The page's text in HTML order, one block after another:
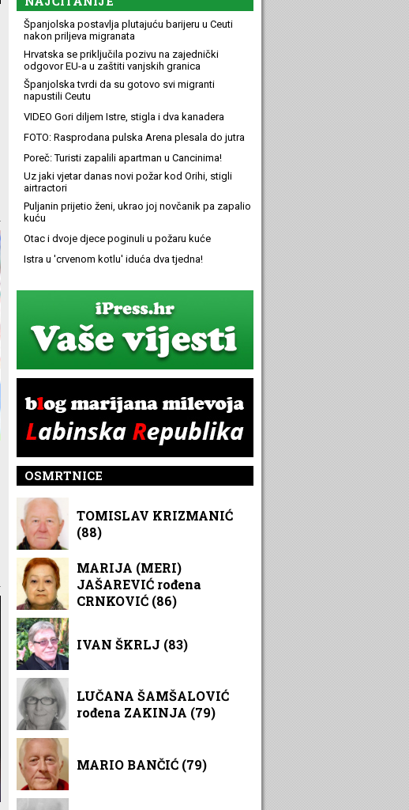
Španjolska postavlja plutajuću barijeru u Ceuti
nakon priljeva migranata
Hrvatska se priključila pozivu na zajednički
odgovor EU-a u zaštiti vanjskih granica
Španjolska tvrdi da su gotovo svi migranti
napustili Ceutu
VIDEO Gori diljem Istre, stigla i dva kanadera
FOTO: Rasprodana pulska Arena plesala do jutra
Poreč: Turisti zapalili apartman u Cancinima!
Uz jaki vjetar danas novi požar kod Orihi, stigli
airtractori
Puljanin prijetio ženi, ukrao joj novčanik pa zapalio
kuću
Otac i dvoje djece poginuli u požaru kuće
Istra u 'crvenom kotlu' iduća dva tjedna!
OSMRTNICE
TOMISLAV KRIZMANIĆ
(88)
MARIJA (MERI)
JAŠAREVIĆ rođena
CRNKOVIĆ (86)
IVAN ŠKRLJ (83)
LUČANA ŠAMŠALOVIĆ
rođena ZAKINJA (79)
MARIO BANČIĆ (79)